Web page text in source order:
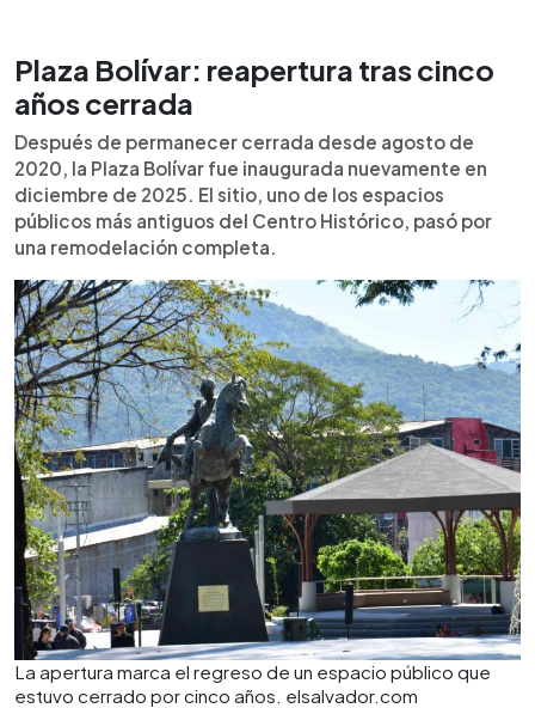
Plaza Bolívar: reapertura tras cinco
años cerrada
Después de permanecer cerrada desde agosto de
2020, la Plaza Bolívar fue inaugurada nuevamente en
diciembre de 2025. El sitio, uno de los espacios
públicos más antiguos del Centro Histórico, pasó por
una remodelación completa.
La apertura marca el regreso de un espacio público que
estuvo cerrado por cinco años. elsalvador.com